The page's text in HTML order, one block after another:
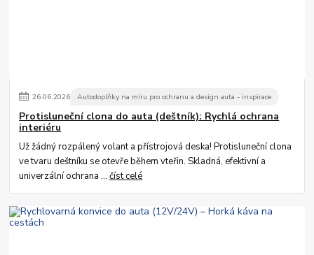
26.06.2026 Autodoplňky na míru pro ochranu a design auta - inspirace
Protisluneční clona do auta (deštník): Rychlá ochrana
interiéru
Už žádný rozpálený volant a přístrojová deska! Protisluneční clona
ve tvaru deštníku se otevře během vteřin. Skladná, efektivní a
univerzální ochrana ...číst celé